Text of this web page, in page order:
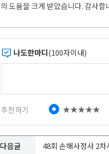
의 도움을 크게 받았습니다. 감사합
나도한마디(100자이내)
추천하기 ★★★★★
다음글
48회 손해사정사 2차